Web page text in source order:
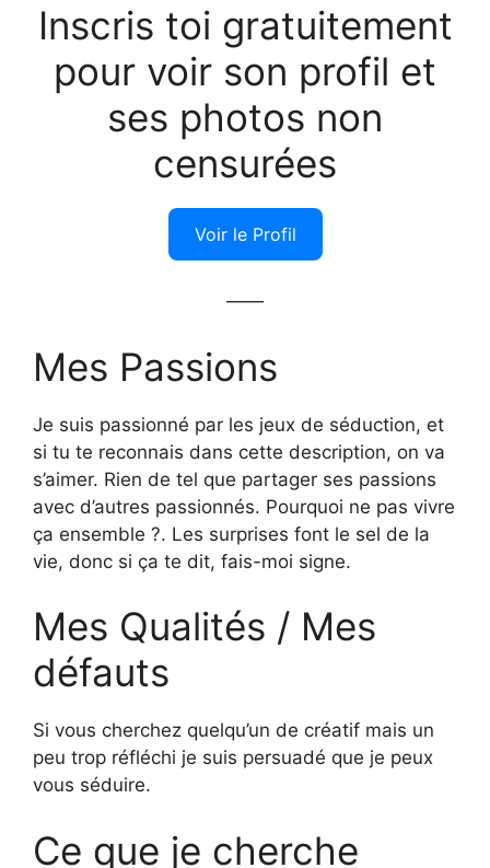
Inscris toi gratuitement
pour voir son profil et
ses photos non
censurées
Voir le Profil
——
Mes Passions
Je suis passionné par les jeux de séduction, et
si tu te reconnais dans cette description, on va
s’aimer. Rien de tel que partager ses passions
avec d’autres passionnés. Pourquoi ne pas vivre
ça ensemble ?. Les surprises font le sel de la
vie, donc si ça te dit, fais-moi signe.
Mes Qualités / Mes
défauts
Si vous cherchez quelqu’un de créatif mais un
peu trop réfléchi je suis persuadé que je peux
vous séduire.
Ce que je cherche